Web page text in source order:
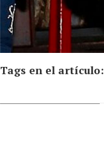
Tags en el artículo: